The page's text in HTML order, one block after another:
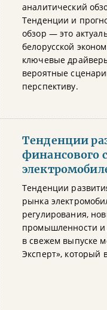
аналитический
Тенденции и
обзор — это
белорусской
ключевые
вероятные
перспективу.
Тенденции
финансового
Тенденции
рынка
регулирования,
промышленности и
в свежем выпуске
Эксперт»,